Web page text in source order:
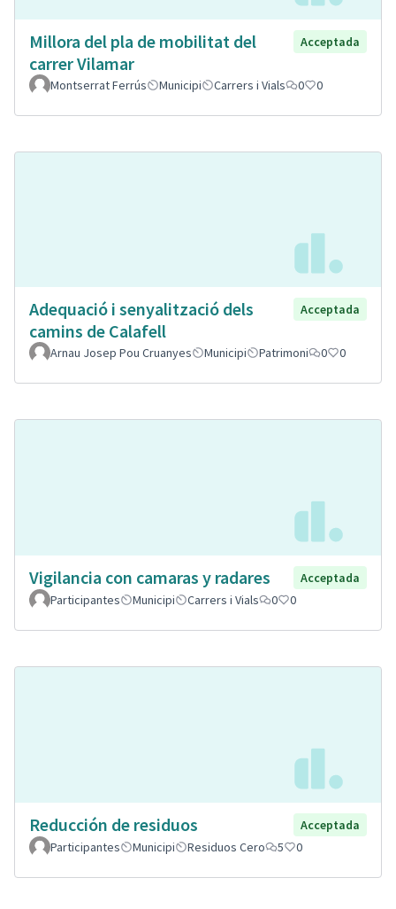
Millora del pla de mobilitat del
carrer Vilamar
Acceptada
Montserrat Ferrús Municipi Carrers i Vials 0 0
Adequació i senyalització dels
camins de Calafell
Acceptada
Arnau Josep Pou Cruanyes Municipi Patrimoni 0 0
Vigilancia con camaras y radares
Acceptada
Participantes
Municipi Carrers i Vials 0 0
Reducción de residuos
Acceptada
Participantes
Municipi Residuos Cero 5 0